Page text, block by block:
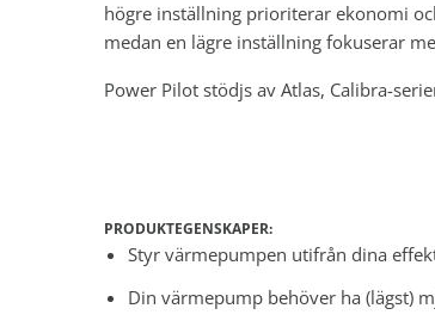
högre inställning prioriterar ekonomi
medan en lägre inställning fokuserar
Power Pilot stödjs av Atlas, Calibra-
PRODUKTEGENSKAPER:
Styr värmepumpen utifrån dina
Din värmepump behöver ha (lägst)